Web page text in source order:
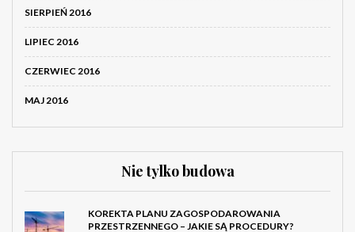
SIERPIEŃ 2016
LIPIEC 2016
CZERWIEC 2016
MAJ 2016
Nie tylko budowa
KOREKTA PLANU ZAGOSPODAROWANIA
PRZESTRZENNEGO – JAKIE SĄ PROCEDURY?